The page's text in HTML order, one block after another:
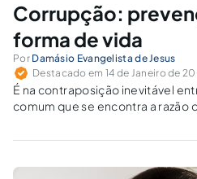
Corrupção:
forma de vida
Por Damásio Evangelista de Jesus
Destacado em 14 de Janeiro de
É na contraposição inevitável
comum que se encontra a razão
existe uma tendência muito
da própria posição em